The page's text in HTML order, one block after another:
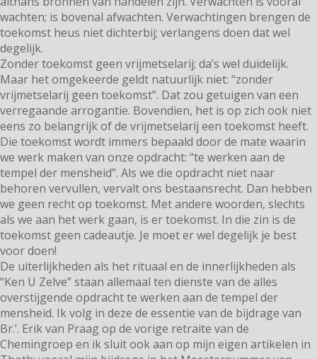
wachten; is bovenal afwachten. Verwachtingen brengen de
toekomst heus niet dichterbij; verlangens doen dat wel
degelijk.
Zonder toekomst geen vrijmetselarij; da’s wel duidelijk.
Maar het omgekeerde geldt natuurlijk niet: “zonder
vrijmetselarij geen toekomst”. Dat zou getuigen van een
verregaande arrogantie. Bovendien, het is op zich ook niet
eens zo belangrijk of de vrijmetselarij een toekomst heeft.
Die toekomst wordt immers bepaald door de mate waarin
we werk maken van onze opdracht: “te werken aan de
tempel der mensheid”. Als we die opdracht niet naar
behoren vervullen, vervalt ons bestaansrecht. Dan hebben
we geen recht op toekomst. Met andere woorden, slechts
als we aan het werk gaan, is er toekomst. In die zin is de
toekomst geen cadeautje. Je moet er wel degelijk je best
voor doen!
De uiterlijkheden als het rituaal en de innerlijkheden als
“Ken U Zelve” staan allemaal ten dienste van de alles
overstijgende opdracht te werken aan de tempel der
mensheid. Ik volg in deze de essentie van de bijdrage van
Br.’. Erik van Praag op de vorige retraite van de
Chemingroep en ik sluit ook aan op mijn eigen artikelen in